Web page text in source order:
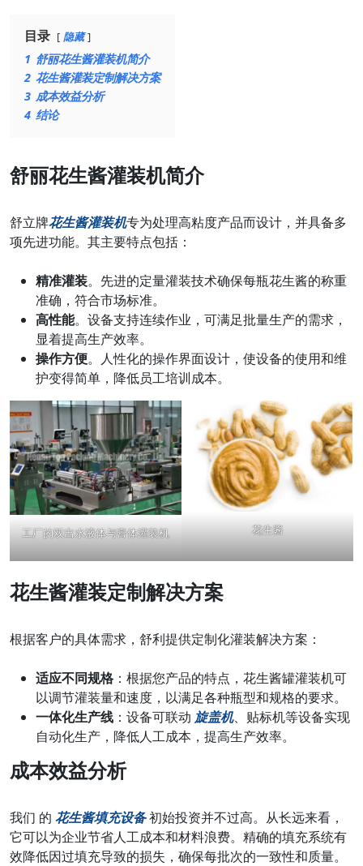
目录 隐藏
1 舒丽花生酱灌装机简介
2 花生酱灌装定制解决方案
3 成本效益分析
4 结论
舒丽花生酱灌装机简介
舒立牌花生酱灌装机专为处理高粘度产品而设计，并具备多
项先进功能。其主要特点包括：
精准灌装。先进的定量灌装技术确保每瓶花生酱的称重
准确，符合市场标准。
高性能。设备支持连续作业，可满足批量生产的需求，
显着提高生产效率。
操作方便。人性化的操作界面设计，使设备的使用和维
护变得简单，降低员工培训成本。
工厂的双出水液体与膏体灌装机 花生酱
花生酱灌装定制解决方案
根据客户的具体需求，舒利提供定制化灌装解决方案：
适应不同规格 ：根据您产品的特点，花生酱罐灌装机可
以调节灌装量和速度，以满足各种瓶型和规格的要求。
一体化生产线 ：设备可联动 旋盖机、贴标机等设备实现
自动化生产，降低人工成本，提高生产效率。
成本效益分析
我们 的 花生酱填充设备初始投资并不过高。从长远来看，
它可以为企业节省人工成本和材料浪费。精确的填充系统有
效降低因过填充导致的损失，确保每批次的一致性和质量。